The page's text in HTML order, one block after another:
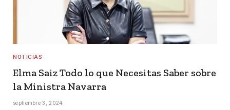
NOTICIAS
Elma Saiz Todo lo que Necesitas Saber sobre
la Ministra Navarra
septiembre 3, 2024